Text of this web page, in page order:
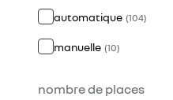
automatique (104)
manuelle (10)
nombre de places